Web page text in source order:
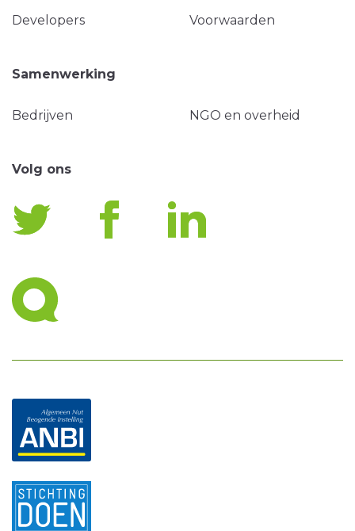
Developers Voorwaarden
Samenwerking
Bedrijven NGO en overheid
Volg ons